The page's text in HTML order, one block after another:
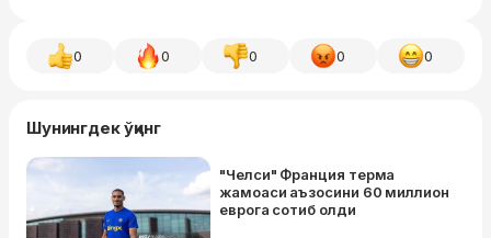
0 0 0 0 0
Шунингдек ўқинг
"Челси" Франция терма
жамоаси аъзосини 60 миллион
еврога coтиб oлди